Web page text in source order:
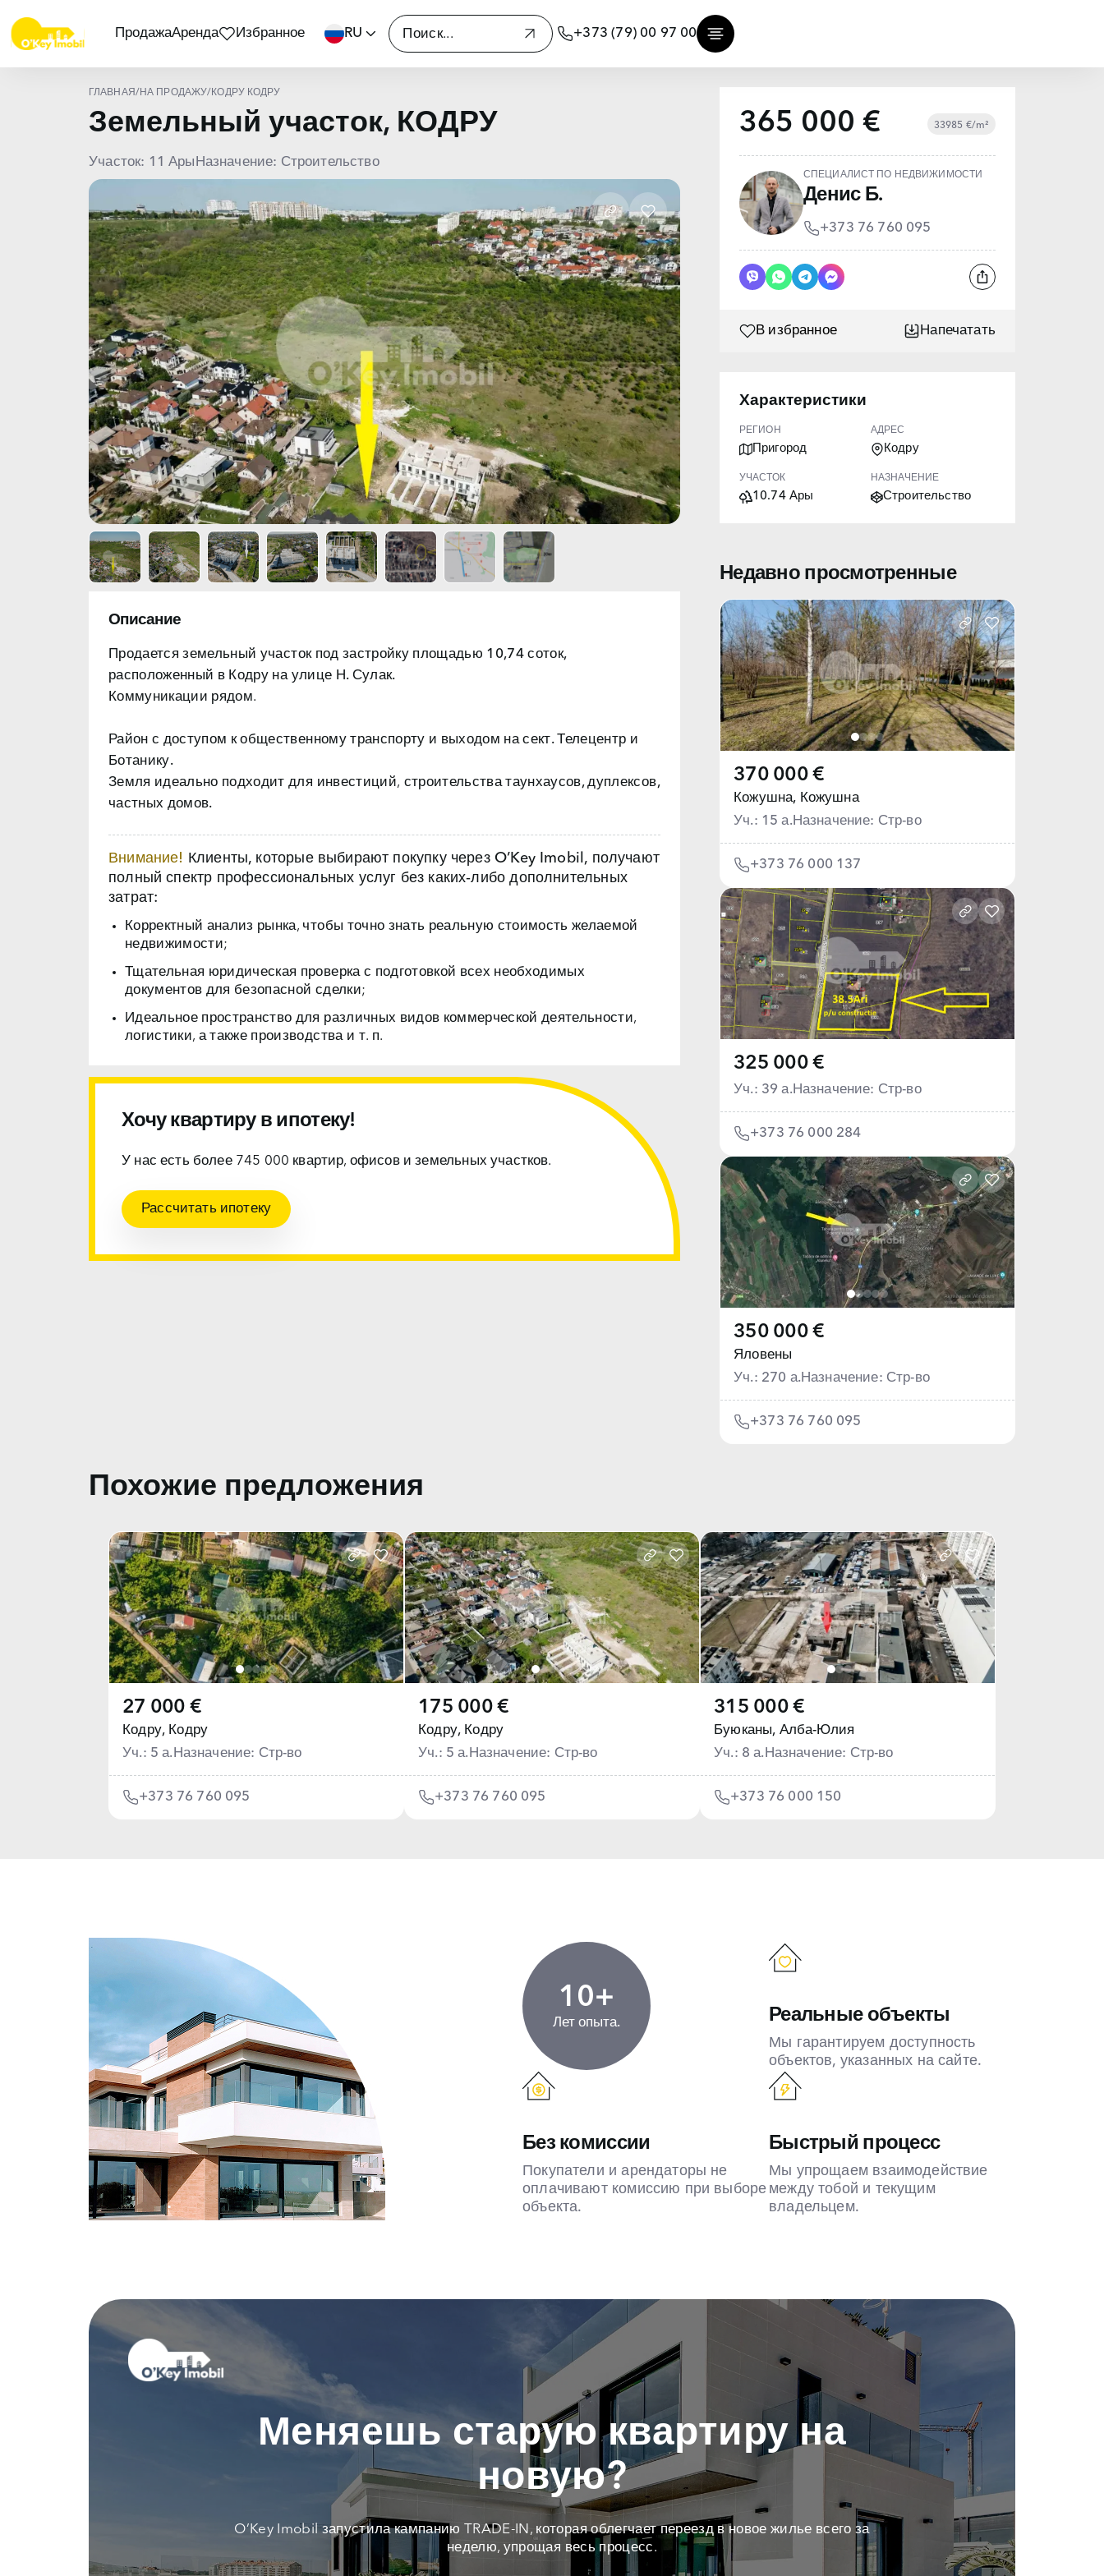
ПродажаАренда Избранное RU +373 (79) 00 97 00
ГЛАВНАЯ/ НА ПРОДАЖУ/ КОДРУ КОДРУ
Земельный участок, КОДРУ
Участок: 11 Ары Назначение: Строительство
Описание
Продается земельный участокпод застройку площадью 10,74 соток,
расположенный в
Коммуникации рядом.
Район с доступом к общественному транспорту и выходом насект. Телецентр и
Ботанику.
Земля идеально подходит для инвестиций, строительства таунхаусов, дуплексов,
частных домов.
Внимание!
Клиенты, которые выбирают покупку через O’Key Imobil, получают
полный спектр профессиональных услуг без каких‑либо дополнительных
затрат:
Корректный анализ рынка, чтобы точно знать реальную стоимость желаемой
недвижимости;
Тщательная юридическая проверка с подготовкой всех необходимых
документов для безопасной сделки;
Идеальное пространство для различных видов коммерческой деятельности,
логистики, а также производства и т. п.
Хочу квартиру в ипотеку!
У нас есть более 745 000 квартир, офисов и земельных участков.
Рассчитать ипотеку
365 000 € 33985 €/m²
СПЕЦИАЛИСТ ПО НЕДВИЖИМОСТИ
Денис Б.
+373 76 760 095
В избранное Напечатать
Характеристики
РЕГИОН
Пригород
АДРЕС
Кодру
УЧАСТОК
10.74 Ары
НАЗНАЧЕНИЕ
Строительство
Недавно просмотренные
370 000 €
Кожушна, Кожушна
Уч.: 15 а.Назначение: Стр-во
+373 76 000 137
325 000 €
Уч.: 39 а.Назначение: Стр-во
+373 76 000 284
350 000 €
Яловены
Уч.: 270 а.Назначение: Стр-во
+373 76 760 095
Похожие предложения
27 000 €
Кодру, Кодру
Уч.: 5 а. Назначение: Стр-во
+373 76 760 095
175 000 €
Кодру, Кодру
Уч.: 5 а. Назначение: Стр-во
+373 76 760 095
315 000 €
Буюканы, Алба-Юлия
Уч.: 8 а. Назначение: Стр-во
+373 76 000 150
10+
Лет опыта. Реальные объекты
Мы гарантируем доступность
объектов, указанных на сайте.
Без комиссии
Покупатели и арендаторы не
оплачивают комиссию при выборе
объекта.
Быстрый процесс
Мы упрощаем взаимодействие
между тобой и текущим
владельцем.
Меняешь старую квартиру на
новую?
O’Key Imobil запустила кампанию TRADE-IN, которая облегчает переезд в новое жилье всего за
неделю, упрощая весь процесс.